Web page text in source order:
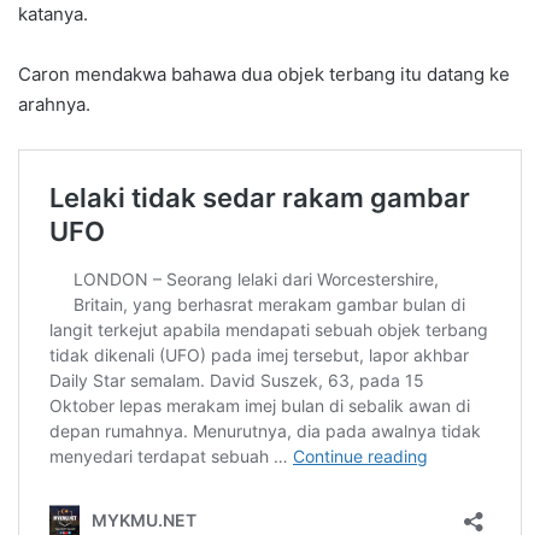
katanya.
Caron mendakwa bahawa dua objek terbang itu datang ke
arahnya.